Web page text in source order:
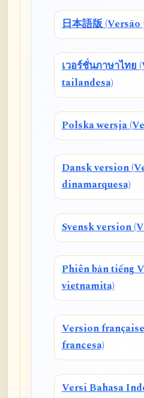
日本語版 (Versão
เวอร์ชั่นภาษาไทย
tailandesa)
Polska wersja
Dansk version
dinamarquesa)
Svensk version
Phiên bản tiếng
vietnamita)
Version
francesa)
Versi Bahasa